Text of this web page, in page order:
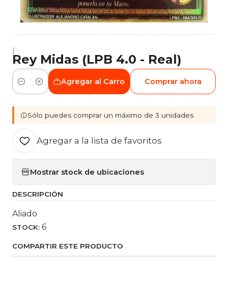
|
Rey Midas (LPB 4.0 - Real)
Cantidad
Agregar al Carro Comprar ahora
Sólo puedes comprar un máximo de 3 unidades
Agregar a la lista de favoritos
Mostrar stock de ubicaciones
DESCRIPCIÓN
Aliado
STOCK: 6
COMPARTIR ESTE PRODUCTO